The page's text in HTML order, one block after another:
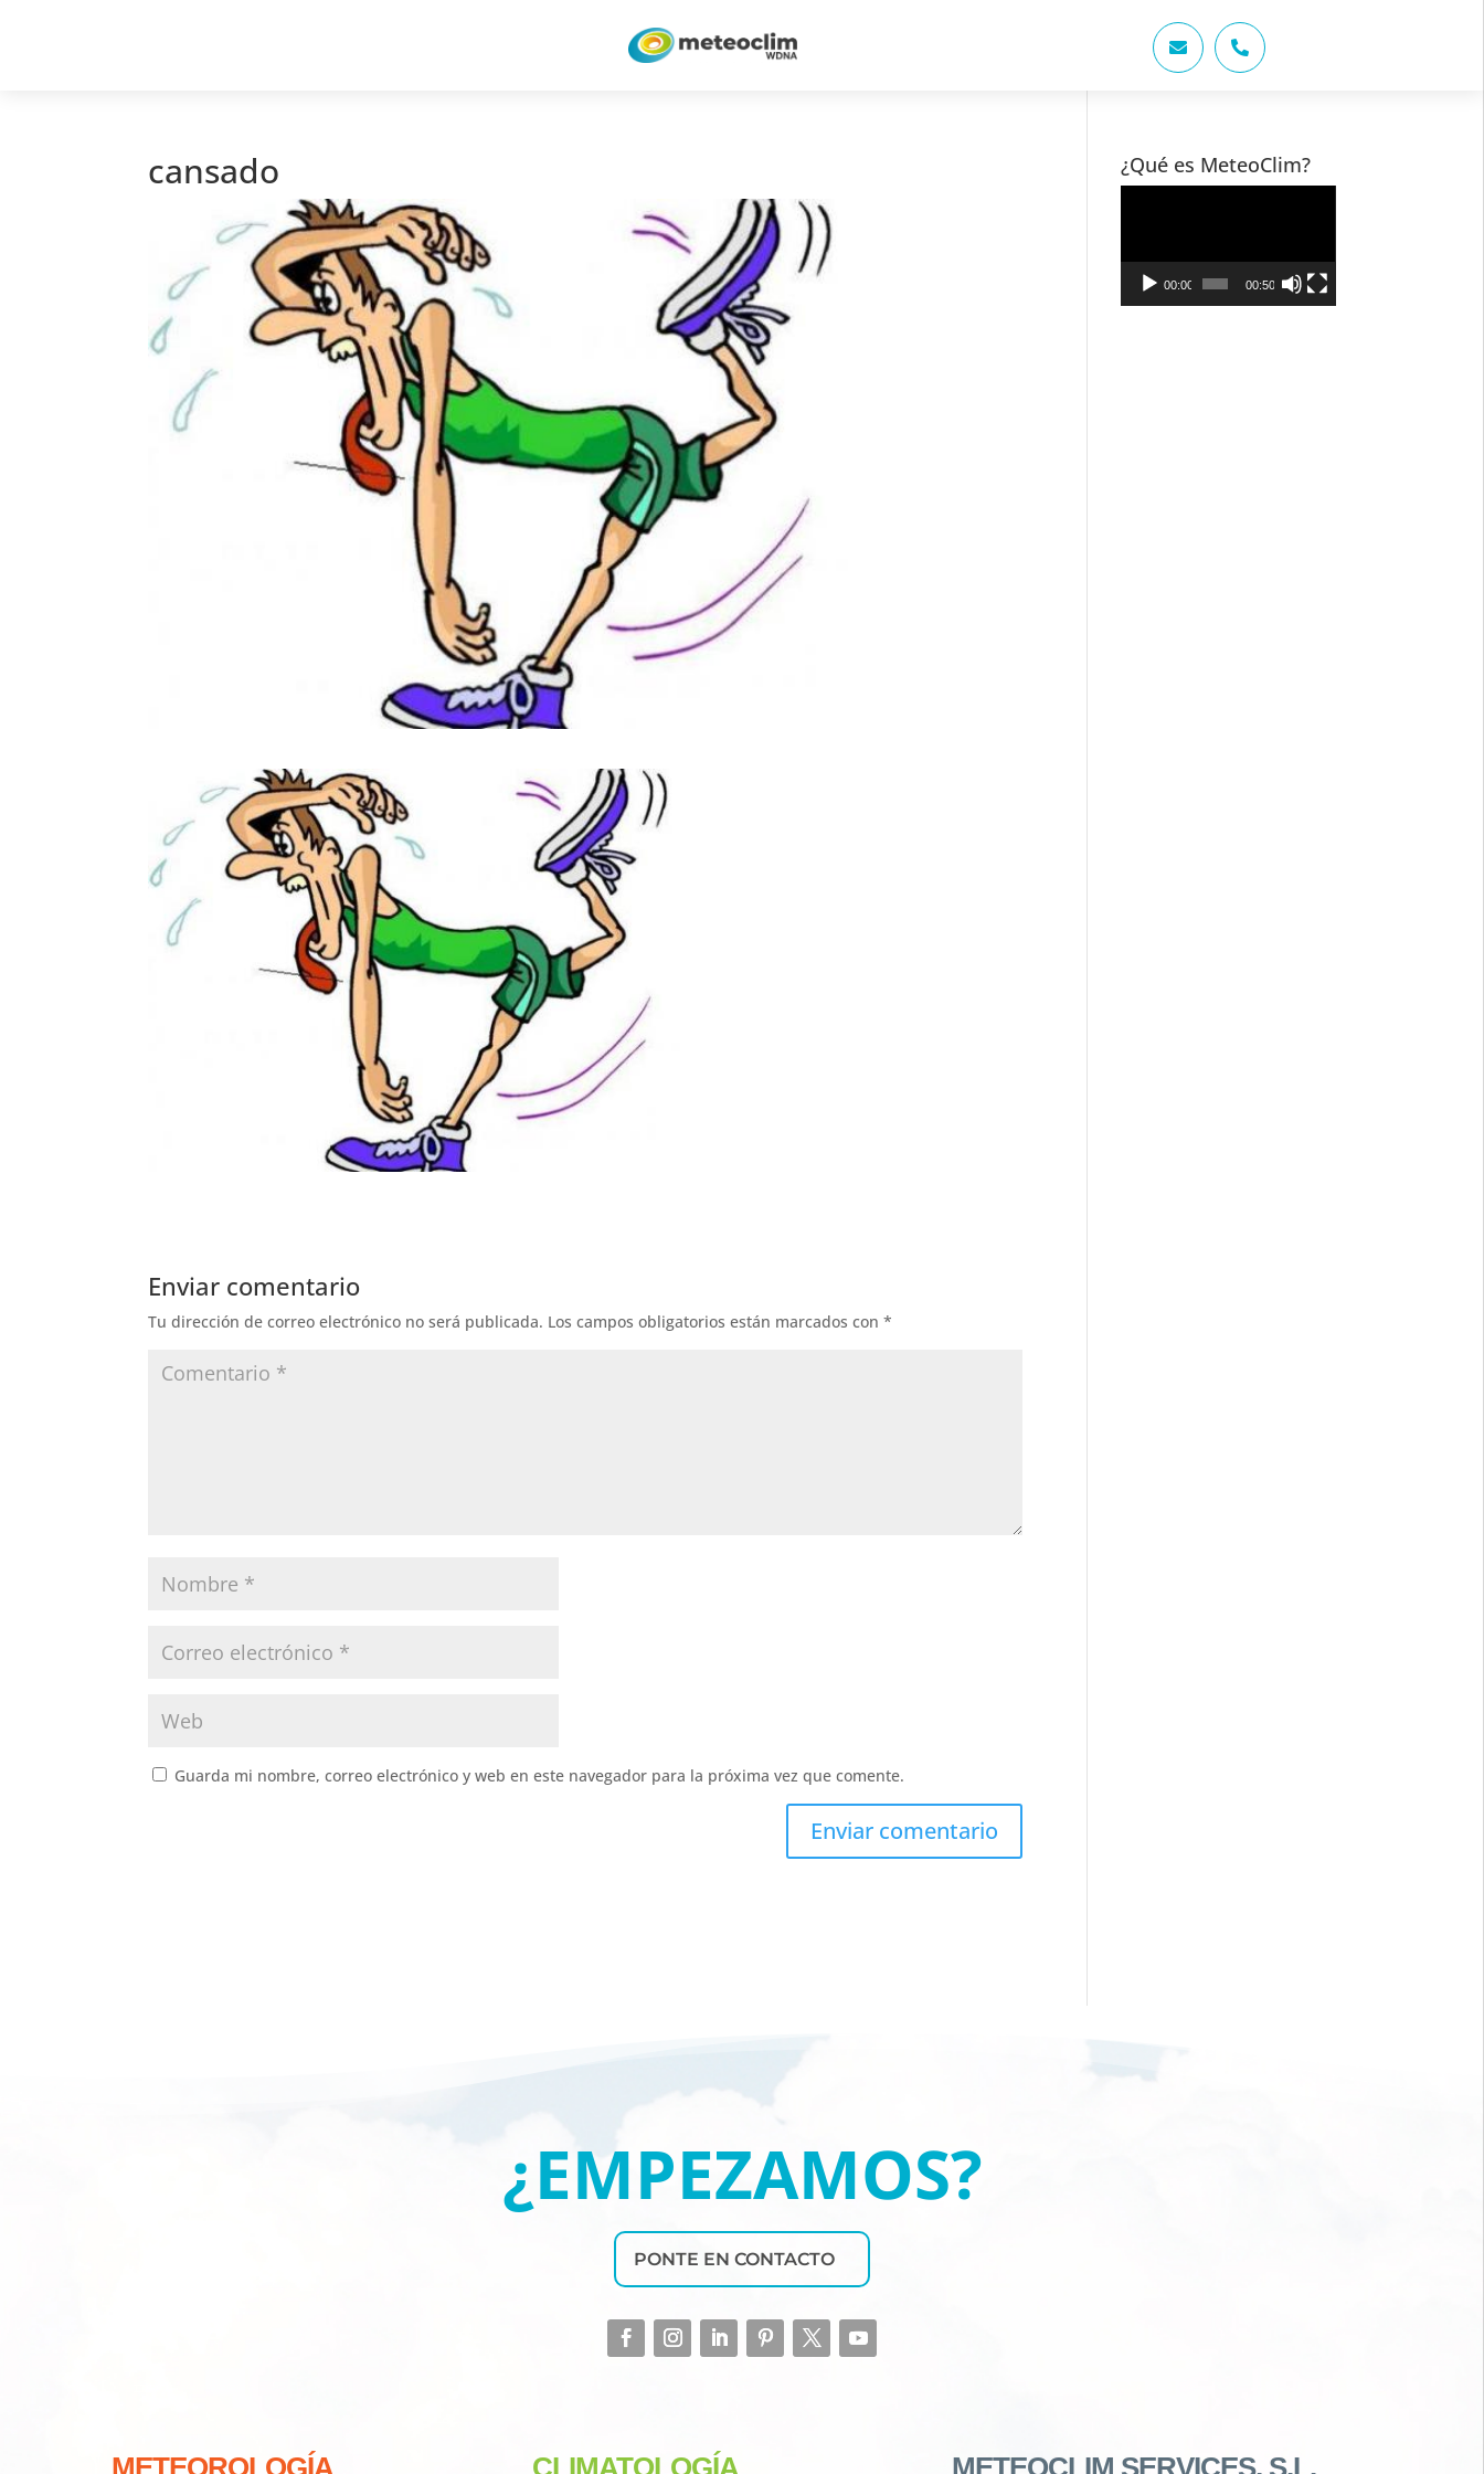
 
cansado
Enviar comentario
Tu dirección de correo electrónico no será publicada. Los campos obligatorios están marcados con*
Guarda mi nombre, correo electrónico y web en este navegador para la próxima vez que comente.
¿Qué es MeteoClim?
00:00 00:50
¿EMPEZAMOS?
PONTE EN CONTACTO
METEOROLOGÍA CLIMATOLOGÍA METEOCLIM SERVICES, S.L.